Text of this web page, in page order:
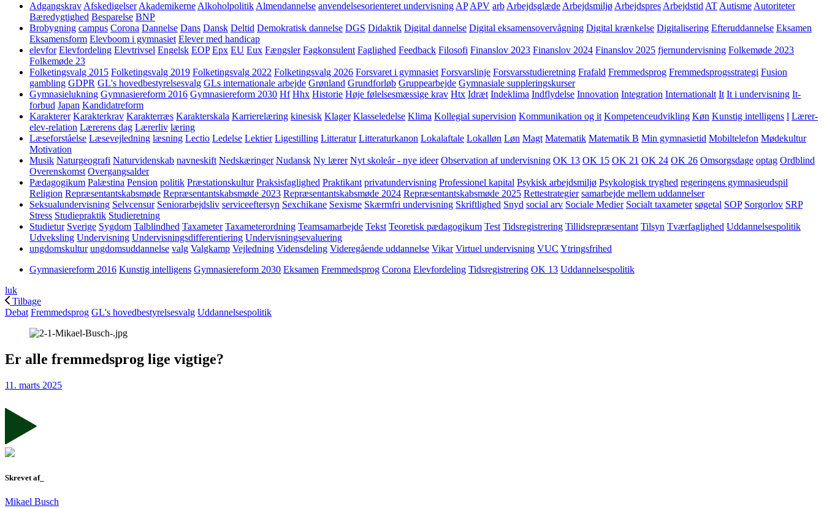
Adgangskrav Afskedigelser Akademikerne Alkoholpolitik Almendannelse anvendelsesorienteret undervisning AP APV arb Arbejdsglæde Arbejdsmiljø Arbejdspres Arbejdstid AT Autisme Autoriteter
Bæredygtighed Besparelse BNP
Brobygning campus Corona Dannelse Dans Dansk Deltid Demokratisk dannelse DGS Didaktik Digital dannelse Digital eksamensovervågning Digital krænkelse Digitalisering Efteruddannelse Eksamen
Eksamensform Elevboom i gymnasiet Elever med handicap
elevfor Elevfordeling Elevtrivsel Engelsk EOP Epx EU Eux Fængsler Fagkonsulent Faglighed Feedback Filosofi Finanslov 2023 Finanslov 2024 Finanslov 2025 fjernundervisning Folkemøde 2023
Folkemøde 23
Folketingsvalg 2015 Folketingsvalg 2019 Folketingsvalg 2022 Folketingsvalg 2026 Forsvaret i gymnasiet Forsvarslinje Forsvarsstudieretning Frafald Fremmedsprog Fremmedsprogsstrategi Fusion
gambling GDPR GL's hovedbestyrelsesvalg GLs internationale arbejde Grønland Grundforløb Gruppearbejde Gymnasiale suppleringskurser
Gymnasielukning Gymnasiereform 2016 Gymnasiereform 2030 Hf Hhx Historie Høje følelsesmæssige krav Htx Idræt Indeklima Indflydelse Innovation Integration Internationalt It It i undervisning It-
forbud Japan Kandidatreform
Karakterer Karakterkrav Karakterræs Karakterskala Karrierelæring kinesisk Klager Klasseledelse Klima Kollegial supervision Kommunikation og it Kompetenceudvikling Køn Kunstig intelligens l Lærer-
elev-relation Lærerens dag Lærerliv læring
Læseforståelse Læsevejledning læsning Lectio Ledelse Lektier Ligestilling Litteratur Litteraturkanon Lokalaftale Lokalløn Løn Magt Matematik Matematik B Min gymnasietid Mobiltelefon Mødekultur
Motivation
Musik Naturgeografi Naturvidenskab navneskift Nedskæringer Nudansk Ny lærer Nyt skoleår - nye ideer Observation af undervisning OK 13 OK 15 OK 21 OK 24 OK 26 Omsorgsdage optag Ordblind
Overenskomst Overgangsalder
Pædagogikum Palæstina Pension politik Præstationskultur Praksisfaglighed Praktikant privatundervisning Professionel kapital Psykisk arbejdsmiljø Psykologisk tryghed regeringens gymnasieudspil
Religion Repræsentantskabsmøde Repræsentantskabsmøde 2023 Repræsentantskabsmøde 2024 Repræsentantskabsmøde 2025 Rettestrategier samarbejde mellem uddannelser
Seksualundervisning Selvcensur Seniorarbejdsliv serviceeftersyn Sexchikane Sexisme Skærmfri undervisning Skriftlighed Snyd social arv Sociale Medier Socialt taxameter søgetal SOP Sorgorlov SRP
Stress Studiepraktik Studieretning
Studietur Sverige Sygdom Talblindhed Taxameter Taxameterordning Teamsamarbejde Tekst Teoretisk pædagogikum Test Tidsregistrering Tillidsrepræsentant Tilsyn Tværfaglighed Uddannelsespolitik
Udveksling Undervisning Undervisningsdifferentiering Undervisningsevaluering
ungdomskultur ungdomsuddannelse valg Valgkamp Vejledning Vidensdeling Videregående uddannelse Vikar Virtuel undervisning VUC Ytringsfrihed
Gymnasiereform 2016 Kunstig intelligens Gymnasiereform 2030 Eksamen Fremmedsprog Corona Elevfordeling Tidsregistrering OK 13 Uddannelsespolitik
luk
Tilbage
Debat Fremmedsprog GL's hovedbestyrelsesvalg Uddannelsespolitik
Er alle fremmedsprog lige vigtige?
11. marts 2025
Skrevet af_
Mikael Busch